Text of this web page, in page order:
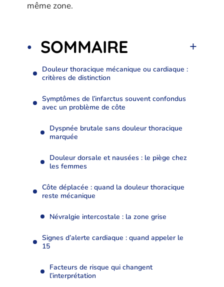
même zone.
SOMMAIRE
Douleur thoracique mécanique ou cardiaque :
critères de distinction
Symptômes de l’infarctus souvent confondus
avec un problème de côte
Dyspnée brutale sans douleur thoracique
marquée
Douleur dorsale et nausées : le piège chez
les femmes
Côte déplacée : quand la douleur thoracique
reste mécanique
Névralgie intercostale : la zone grise
Signes d’alerte cardiaque : quand appeler le
15
Facteurs de risque qui changent
l’interprétation